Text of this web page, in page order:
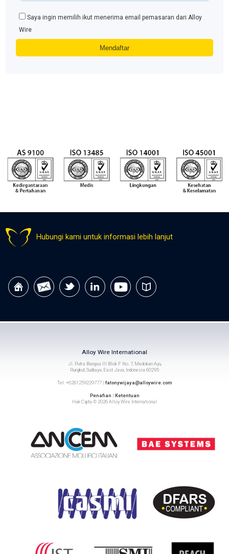
Saya ingin memilih ikut menerima email pemasaran dari Alloy
Wire
Hubungi kami untuk informasi lebih lanjut
Alloy Wire International
Jl. Putra Bangsa III Blok F No. 7, Medokan Ayu,
Rungkut, Surbaya, East Java, Indonesia 60295
Tel: +6281259229777 | fatonywijaya@alloywire.com
Penafian | Ketentuan
Hak Cipta © 2026 Alloy Wire International